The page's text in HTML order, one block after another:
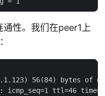
性。我们在peer1上
：
56(84) bytes of
ttl=46